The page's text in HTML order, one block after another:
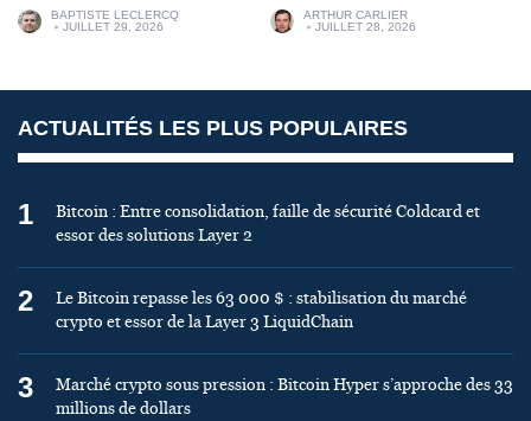
BAPTISTE LECLERCQ
JUILLET 29, 2026
ARTHUR CARLIER
JUILLET 28, 2026
ACTUALITÉS LES PLUS POPULAIRES
1
Bitcoin : Entre consolidation, faille de sécurité Coldcard et
essor des solutions Layer 2
2
Le Bitcoin repasse les 63 000 $ : stabilisation du marché
crypto et essor de la Layer 3 LiquidChain
3
Marché crypto sous pression : Bitcoin Hyper s’approche des 33
millions de dollars